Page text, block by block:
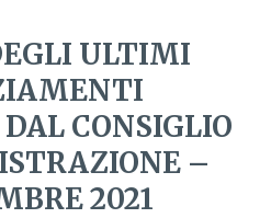
ULTIMI
CONSIGLIO
–
2021